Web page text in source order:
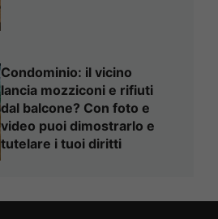
Condominio: il vicino
lancia mozziconi e rifiuti
dal balcone? Con foto e
video puoi dimostrarlo e
tutelare i tuoi diritti